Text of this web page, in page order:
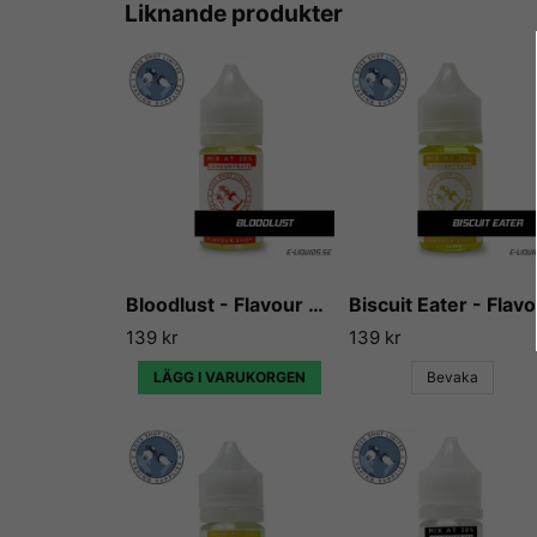
Liknande produkter
Bloodlust - Flavour Boss
139 kr
LÄGG I VARUKORGEN
139 kr
Bevaka